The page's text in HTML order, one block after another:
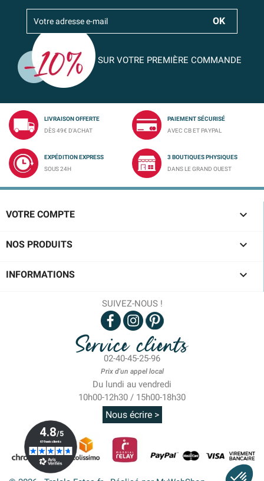
SUR VOTRE PREMIÈRE COMMANDE
LIVRAISON OFFERTE
DÈS 49€ D'ACHAT
PAIEMENT SÉCURISÉ
AVEC CB ET PAYPAL
EXPÉDITION EXPRESS
SOUS 24H
3 BOUTIQUES PHYSIQUES
DANS LE GRAND OUEST
VOTRE COMPTE 
NOS PRODUITS 
INFORMATIONS 
SUIVEZ-NOUS !
Service clients
02-40-45-25-96
Prix d'un appel local
Du lundi au vendredi
10h00-12h30 / 15h00-18h30
Nous écrire >